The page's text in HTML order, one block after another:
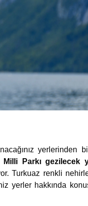
yerlerinden
Milli Parkı gezilecek
Turkuaz renkli
yerler hakkında